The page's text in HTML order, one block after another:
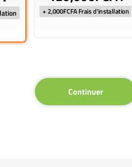
+ 2,000FCFA Frais d'installation
Continuer